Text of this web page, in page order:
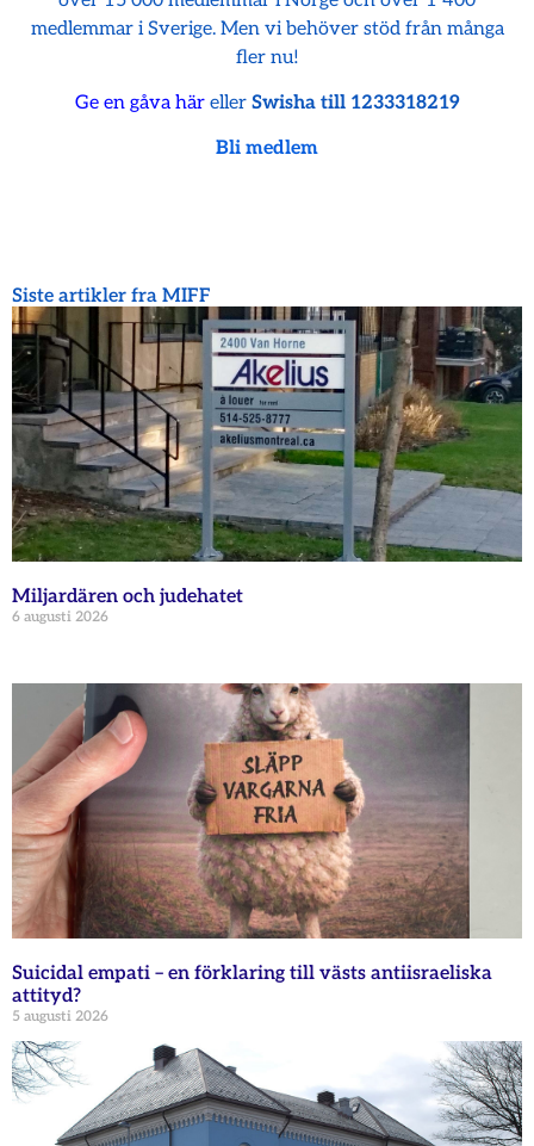
medlemmar i Sverige. Men vi behöver stöd från många
fler nu!
Ge en gåva häreller Swisha till 1233318219
Bli medlem
Siste artikler fra MIFF
Miljardären och judehatet
6 augusti 2026
Suicidal empati – en förklaring till västs antiisraeliska
attityd?
5 augusti 2026